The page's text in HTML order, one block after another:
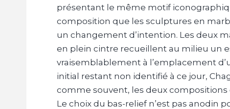
présentant le même motif
composition que les sculptures en
un changement d’intention. Les deux
en plein cintre recueillent au milieu un
vraisemblablement à l’emplacement
initial restant non identifié à ce jour,
comme souvent, les deux
Le choix du bas-relief n’est pas anodin